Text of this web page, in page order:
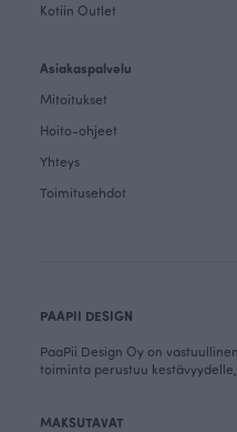
Kotiin Outlet
Asiakaspalvelu
Mitoitukset
Hoito-ohjeet
Yhteys
Toimitusehdot
PAAPII DESIGN
PaaPii Design Oy on
toiminta perustuu
MAKSUTAVAT